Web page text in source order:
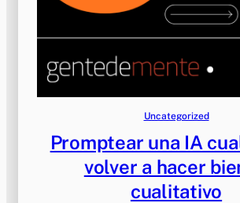
Uncategorized
Promptear una IA
volver a hacer
cualitativo